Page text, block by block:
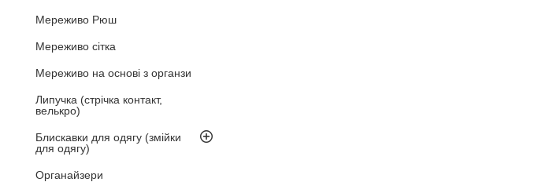
Мереживо Рюш
Мереживо сітка
Мереживо на основі з органзи
Липучка (стрічка контакт,
велькро)
Блискавки для одягу (змійки
для одягу)
Органайзери